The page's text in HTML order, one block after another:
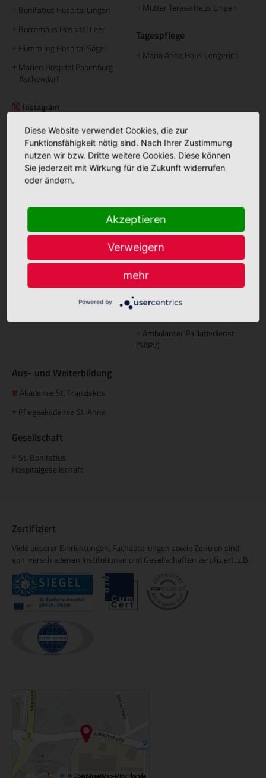
+ Bonifatius Hospital Lingen
+ Borromäus Hospital Leer
+ Hümmling Hospital Sögel
+ Marien Hospital Papenburg
Aschendorf
Instagram
St. Bonifatius
Hospitalgesellschaft
+ Mutter Teresa Haus Lingen
Tagespflege
+ Maria Anna Haus Lengerich
Ambulante Pflege
Caritas Altenhilfe Emsland
+Caritas Sozialstation Lingen
Betreutes Wohnen
+Domizil am Mühlentor Lingen
Elisabeth Haus Emsbüren
Palliative Betreuung
+Palliativstützpunkt Nördliches
+ Ambulanter Palliativdienst
(SAPV)
Aus- und Weiterbildung
Akademie St. Franziskus
+ Pflegeakademie St. Anna
Gesellschaft
St. Bonifatius
Hospitalgesellschaft
Zertifiziert
Viele unserer Einrichtungen, Fachabteilungen sowie Zentren sind
von verschiedenen Institutionen und Gesellschaften zertifiziert, z.B.:
Diese Website verwendet Cookies, die zur
Funktionsfähigkeit nötig sind. Nach Ihrer Zustimmung
nutzen wir bzw. Dritte weitere Cookies. Diese können
Sie jederzeit mit Wirkung für die Zukunft widerrufen
oder ändern.
Akzeptieren
Verweigern
mehr
Powered by